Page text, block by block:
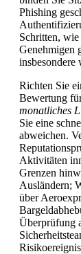
Phishing
Schritten,
Genehmigen
insbesondere
Richten Sie
Bewertung
monatliches
Sie eine
abweichen.
Aktivitäten
Grenzen
Ausländern;
über
Überprüfung